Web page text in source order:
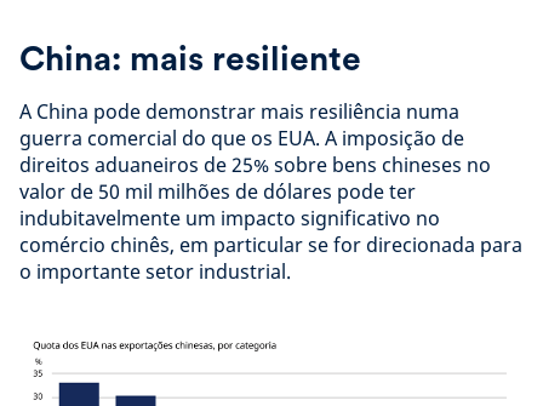
China: mais resiliente
A China pode demonstrar mais resiliência numa
guerra comercial do que os EUA. A imposição de
direitos aduaneiros de 25% sobre bens chineses no
valor de 50 mil milhões de dólares pode ter
indubitavelmente um impacto significativo no
comércio chinês, em particular se for direcionada para
o importante setor industrial.